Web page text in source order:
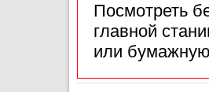
Посмотреть
главной
или